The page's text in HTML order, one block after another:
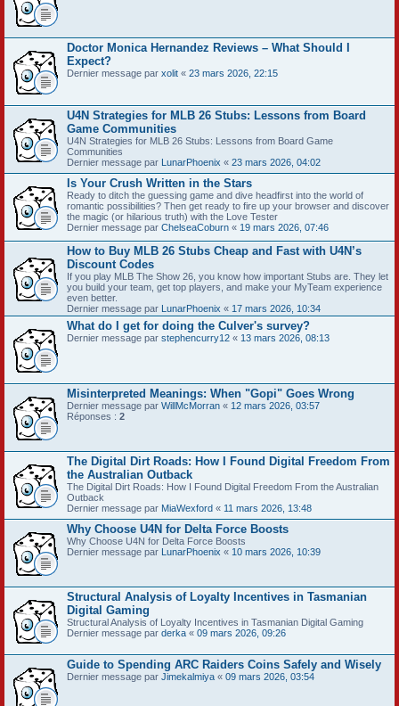
Doctor Monica Hernandez Reviews – What Should I
Expect?
Dernier message par xolit « 23 mars 2026, 22:15
U4N Strategies for MLB 26 Stubs: Lessons from Board
Game Communities
U4N Strategies for MLB 26 Stubs: Lessons from Board Game
Communities
Dernier message par LunarPhoenix « 23 mars 2026, 04:02
Is Your Crush Written in the Stars
Ready to ditch the guessing game and dive headfirst into the world of
romantic possibilities? Then get ready to fire up your browser and discover
the magic (or hilarious truth) with the Love Tester
Dernier message par ChelseaCoburn « 19 mars 2026, 07:46
How to Buy MLB 26 Stubs Cheap and Fast with U4N’s
Discount Codes
If you play MLB The Show 26, you know how important Stubs are. They let
you build your team, get top players, and make your MyTeam experience
even better.
Dernier message par LunarPhoenix « 17 mars 2026, 10:34
What do I get for doing the Culver's survey?
Dernier message par stephencurry12 « 13 mars 2026, 08:13
Misinterpreted Meanings: When "Gopi" Goes Wrong
Dernier message par WillMcMorran « 12 mars 2026, 03:57
Réponses : 2
The Digital Dirt Roads: How I Found Digital Freedom From
the Australian Outback
The Digital Dirt Roads: How I Found Digital Freedom From the Australian
Outback
Dernier message par MiaWexford « 11 mars 2026, 13:48
Why Choose U4N for Delta Force Boosts
Why Choose U4N for Delta Force Boosts
Dernier message par LunarPhoenix « 10 mars 2026, 10:39
Structural Analysis of Loyalty Incentives in Tasmanian
Digital Gaming
Structural Analysis of Loyalty Incentives in Tasmanian Digital Gaming
Dernier message par derka « 09 mars 2026, 09:26
Guide to Spending ARC Raiders Coins Safely and Wisely
Dernier message par Jimekalmiya « 09 mars 2026, 03:54